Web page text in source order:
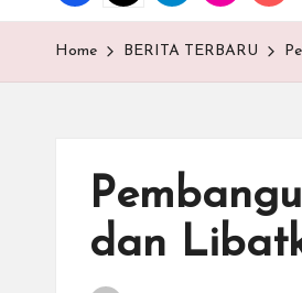
E
M
Home BERITA TERBARU
dan